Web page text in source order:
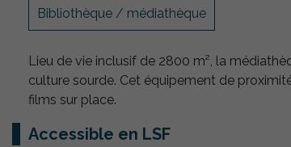
Bibliothèque / médiathèque
Lieu de vie inclusif de 2800 m², la
culture sourde. Cet équipement de
films sur place.
Accessible en LSF